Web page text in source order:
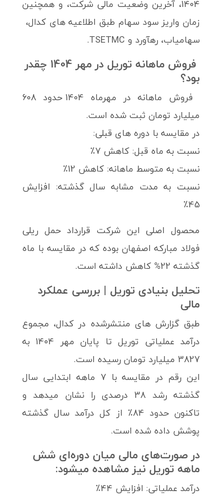
1404، آخرین وضعیت مالی شرکت، و همچنین
زمان واریز سود سهام طبق اطلاعیه های کدال،
سهامیاب، رهآورد و TSETMC.
فروش ماهانه توریل در مهر 1404 چقدر
بود؟
فروش ماهانه در مهرماه 1404 حدود 608
میلیارد تومان ثبت شده است.
در مقایسه با دوره های قبلی:
نسبت به ماه قبل: کاهش 7٪
نسبت به متوسط ماهانه: کاهش 12٪
نسبت به مدت مشابه سال گذشته: افزایش
45٪
محصول اصلی این شرکت قرارداد حمل ریلی
فولاد مبارکه اصفهان بوده که در مقایسه با ماه
گذشته 22% کاهش داشته است.
تحلیل بنیادی توریل | بررسی عملکرد
مالی
طبق گزارش های منتشرشده در کدال، مجموع
درآمد عملیاتی توریل تا پایان مهر 1404 به
3827 میلیارد تومان رسیده است.
این رقم در مقایسه با 7 ماهه ابتدایی سال
گذشته رشد 38 درصدی را نشان میدهد و
تاکنون حدود 84٪ از کل درآمد سال گذشته
پوشش داده شده است.
در صورت‌های مالی میان دوره‌ای شش
ماهه توریل نیز مشاهده میشود:
درآمد عملیاتی: افزایش 44٪